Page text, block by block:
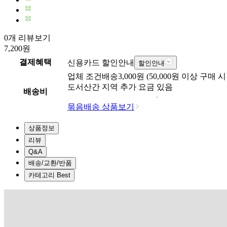
0개 리뷰보기
7,200원
결제혜택
신용카드 할인안내 할인안내
배송비
업체 조건배송3,000원 (50,000원 이상 구매
도서산간 지역 추가 요금 있음
묶음배송 상품보기
상품정보
리뷰
Q&A
배송/교환/반품
카테고리 Best